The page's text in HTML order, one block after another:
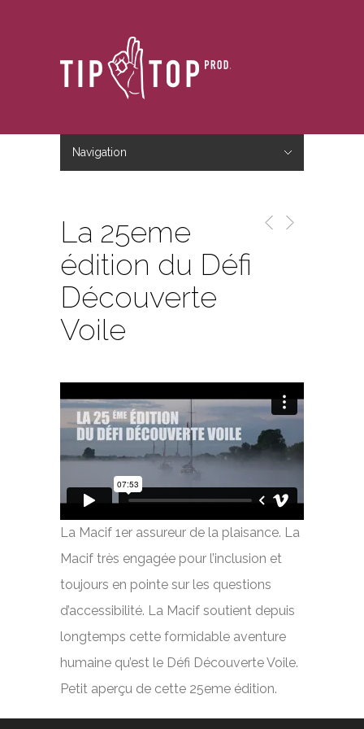
Navigation
La 25eme
édition du Défi
Découverte
Voile
La Macif 1er assureur de la plaisance. La
Macif très engagée pour l’inclusion et
toujours en pointe sur les questions
d’accessibilité. La Macif soutient depuis
longtemps cette formidable aventure
humaine qu’est le Défi Découverte Voile.
Petit aperçu de cette 25eme édition.